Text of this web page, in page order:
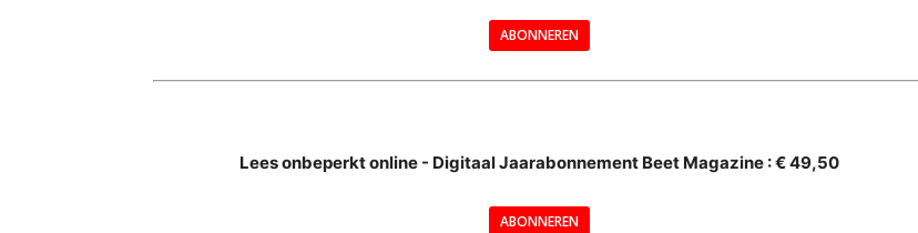
ABONNEREN
Lees onbeperkt online - Digitaal Jaarabonnement Beet Magazine : € 49,50
ABONNEREN